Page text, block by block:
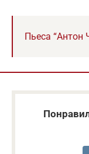
Пьеса “Антон